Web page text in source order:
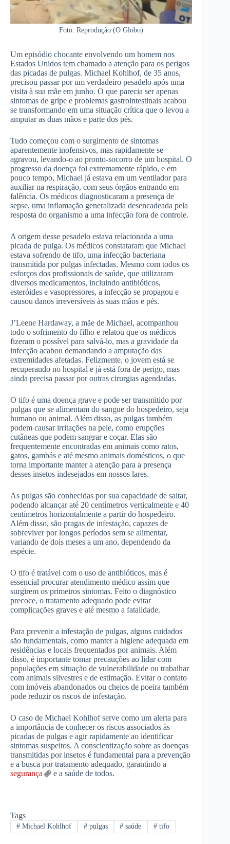
Foto: Reprodução (O Globo)
Um episódio chocante envolvendo um homem nos
Estados Unidos tem chamado a atenção para os perigos
das picadas de pulgas. Michael Kohlhof, de 35 anos,
precisou passar por um verdadeiro pesadelo após uma
visita à sua mãe em junho. O que parecia ser apenas
sintomas de gripe e problemas gastrointestinais acabou
se transformando em uma situação crítica que o levou a
amputar as duas mãos e parte dos pés.
Tudo começou com o surgimento de sintomas
aparentemente inofensivos, mas rapidamente se
agravou, levando-o ao pronto-socorro de um hospital. O
progresso da doença foi extremamente rápido, e em
pouco tempo, Michael já estava em um ventilador para
auxiliar na respiração, com seus órgãos entrando em
falência. Os médicos diagnosticaram a presença de
sepse, uma inflamação generalizada desencadeada pela
resposta do organismo a uma infecção fora de controle.
A origem desse pesadelo estava relacionada a uma
picada de pulga. Os médicos constataram que Michael
estava sofrendo de tifo, uma infecção bacteriana
transmitida por pulgas infectadas. Mesmo com todos os
esforços dos profissionais de saúde, que utilizaram
diversos medicamentos, incluindo antibióticos,
esteróides e vasopressores, a infecção se propagou e
causou danos irreversíveis às suas mãos e pés.
J’Leene Hardaway, a mãe de Michael, acompanhou
todo o sofrimento do filho e relatou que os médicos
fizeram o possível para salvá-lo, mas a gravidade da
infecção acabou demandando a amputação das
extremidades afetadas. Felizmente, o jovem está se
recuperando no hospital e já está fora de perigo, mas
ainda precisa passar por outras cirurgias agendadas.
O tifo é uma doença grave e pode ser transmitido por
pulgas que se alimentam do sangue do hospedeiro, seja
humano ou animal. Além disso, as pulgas também
podem causar irritações na pele, como erupções
cutâneas que podem sangrar e coçar. Elas são
frequentemente encontradas em animais como ratos,
gatos, gambás e até mesmo animais domésticos, o que
torna importante manter a atenção para a presença
desses insetos indesejados em nossos lares.
As pulgas são conhecidas por sua capacidade de saltar,
podendo alcançar até 20 centímetros verticalmente e 40
centímetros horizontalmente a partir do hospedeiro.
Além disso, são pragas de infestação, capazes de
sobreviver por longos períodos sem se alimentar,
variando de dois meses a um ano, dependendo da
espécie.
O tifo é tratável com o uso de antibióticos, mas é
essencial procurar atendimento médico assim que
surgirem os primeiros sintomas. Feito o diagnóstico
precoce, o tratamento adequado pode evitar
complicações graves e até mesmo a fatalidade.
Para prevenir a infestação de pulgas, alguns cuidados
são fundamentais, como manter a higiene adequada em
residências e locais frequentados por animais. Além
disso, é importante tomar precauções ao lidar com
populações em situação de vulnerabilidade ou trabalhar
com animais silvestres e de estimação. Evitar o contato
com imóveis abandonados ou cheios de poeira também
pode reduzir os riscos de infestação.
O caso de Michael Kohlhof serve como um alerta para
a importância de conhecer os riscos associados às
picadas de pulgas e agir rapidamente ao identificar
sintomas suspeitos. A conscientização sobre as doenças
transmitidas por insetos é fundamental para a prevenção
e a busca por tratamento adequado, garantindo a
segurança
e a saúde de todos.
Tags
#Michael Kohlhof #pulgas # saúde # tifo